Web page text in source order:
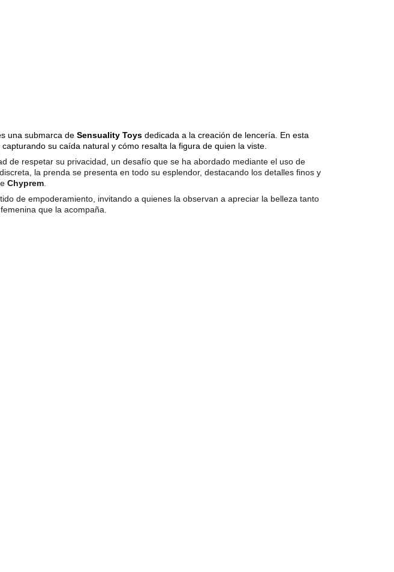
una submarca de Sensuality Toys dedicada a la creación de lencería. En esta
su caída natural y cómo resalta la figura de quien la viste.
de respetar su privacidad, un desafío que se ha abordado mediante el uso de
la prenda se presenta en todo su esplendor, destacando los detalles finos y
Chyprem.
de empoderamiento, invitando a quienes la observan a apreciar la belleza tanto
que la acompaña.